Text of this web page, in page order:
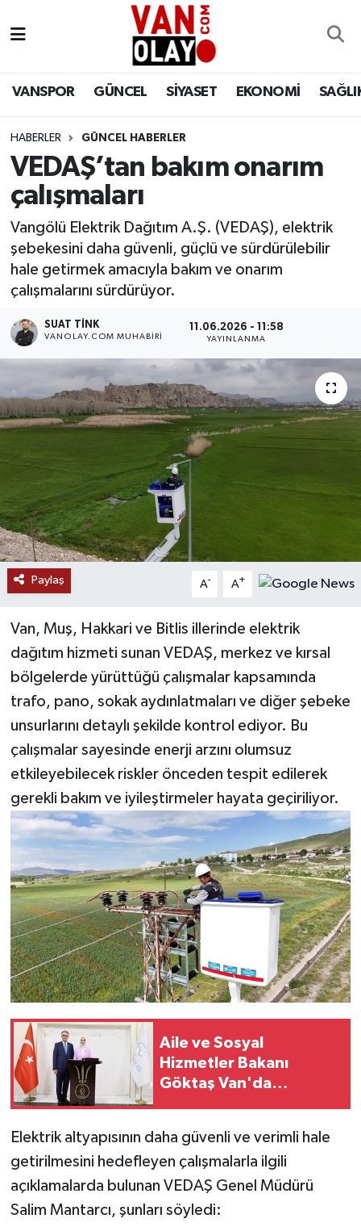
VANSPOR GÜNCEL SİYASET EKONOMİ
HABERLER GÜNCEL HABERLER
VEDAŞ’tan bakım onarım
çalışmaları
Vangölü Elektrik Dağıtım A.Ş. (VEDAŞ), elektrik
şebekesini daha güvenli, güçlü ve sürdürülebilir
hale getirmek amacıyla bakım ve onarım
çalışmalarını sürdürüyor.
SUAT TINK
VANOLAY.COM MUHABIRI
11.06.2026 - 11:58
YAYINLANMA
Paylaş A- A+
Van, Muş, Hakkari ve Bitlis illerinde elektrik
dağıtım hizmeti sunan VEDAŞ, merkez ve kırsal
bölgelerde yürüttüğü çalışmalar kapsamında
trafo, pano, sokak aydınlatmaları ve diğer şebeke
unsurlarını detaylı şekilde kontrol ediyor. Bu
çalışmalar sayesinde enerji arzını olumsuz
etkileyebilecek riskler önceden tespit edilerek
gerekli bakım ve iyileştirmeler hayata geçiriliyor.
Aile ve Sosyal
Hizmetler Bakanı
Göktaş Van'da
Elektrik altyapısının daha güvenli ve verimli hale
getirilmesini hedefleyen çalışmalarla ilgili
açıklamalarda bulunan VEDAŞ Genel Müdürü
Salim Mantarcı, şunları söyledi:
Siyaset
Ekonomi
Sağlık
Eğitim
RESMİ İLANLAR
Van Nöbetçi Eczaneler
Van Namaz Vakitleri
Van Trafik Yoğunluk Haritası
Süper Lig Puan Durumu ve Fikstür
Tüm Manşetler